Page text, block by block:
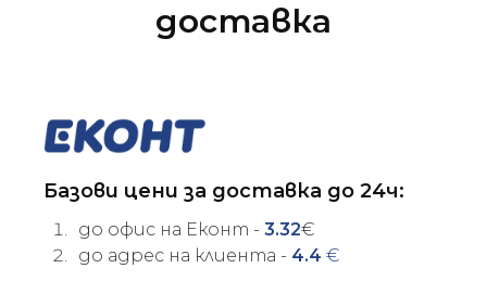
доставка
Базови цени за доставка до 24ч:
до офис на Еконт - 3.32€
до адрес на клиента - 4.4 €